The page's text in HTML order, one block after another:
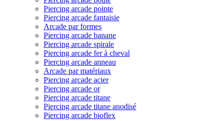
Piercing arcade pointe
Piercing arcade fantaisie
Arcade par formes
Piercing arcade banane
Piercing arcade spirale
Piercing arcade fer à cheval
Piercing arcade anneau
Arcade par matériaux
Piercing arcade acier
Piercing arcade or
Piercing arcade titane
Piercing arcade titane anodisé
Piercing arcade bioflex